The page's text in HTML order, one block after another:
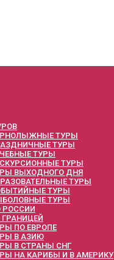
ТУРЫ
ТУРЫ
ТУРЫ
ТУРЫ
ВЫХОДНОГО ДНЯ
ТУРЫ
ТУРЫ
ТУРЫ
РОССИИ
ПО ЕВРОПЕ
В АЗИЮ
В СТРАНЫ СНГ
НА КАРИБЫ И В АМЕРИКУ